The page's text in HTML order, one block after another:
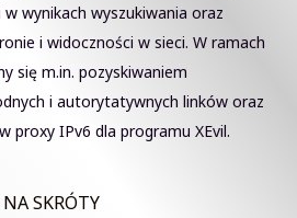
wynikach wyszukiwania oraz
i widoczności w sieci. W ramach
się m.in. pozyskiwaniem
i autorytatywnych linków oraz
proxy IPv6 dla programu XEvil.
NA SKRÓTY